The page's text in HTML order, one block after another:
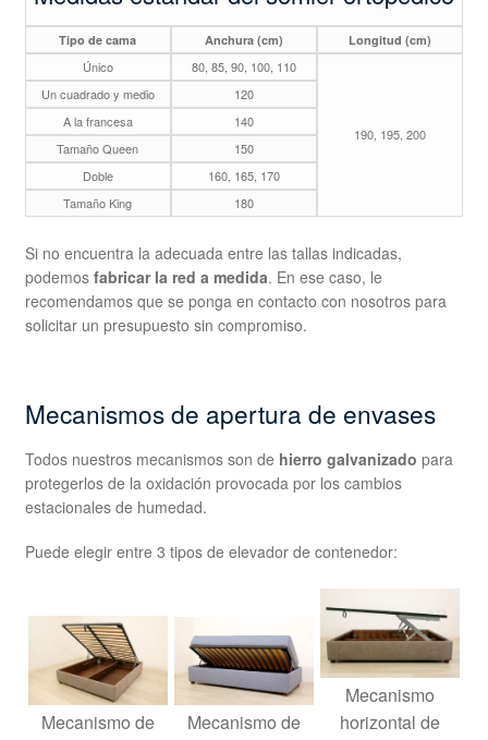
Tipo de cama Anchura (cm) Longitud (cm)
Único 80, 85, 90, 100, 110
190, 195, 200
Un cuadrado y medio
120
A la francesa
140
Tamaño Queen
150
Doble
160, 165, 170
Tamaño King
180
Si no encuentra la adecuada entre las tallas indicadas,
podemos fabricar la red a medida. En ese caso, le
recomendamos que se ponga en contacto con nosotros para
solicitar un presupuesto sin compromiso.
Mecanismos de apertura de envases
Todos nuestros mecanismos son de hierro galvanizado para
protegerlos de la oxidación provocada por los cambios
estacionales de humedad.
Puede elegir entre 3 tipos de elevador de contenedor:
Mecanismo de
Mecanismo de
Mecanismo
horizontal de